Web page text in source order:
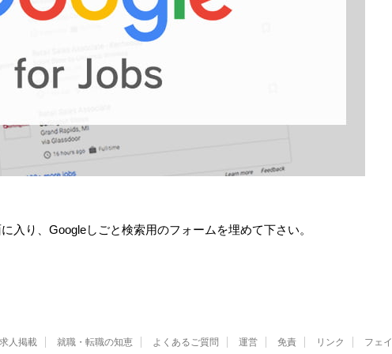
入り、Googleしごと検索用のフォームを埋めて下さい。
求人掲載 就職・転職の知恵 よくあるご質問 運営 免責 リンク フェ